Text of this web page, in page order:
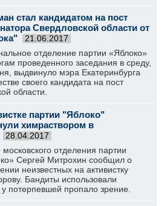
стал кандидатом на пост
Свердловской области от
21.06.2017
отделение партии «Яблоко»
проведенного заседания в среду,
выдвинуло мэра Екатеринбурга
своего кандидата на пост
области.
партии "Яблоко"
химраствором в
28.04.2017
отделения партии
Сергей Митрохин сообщил о
неизвестных на активистку
Бандиты использовали
у потерпевшей пропало зрение.